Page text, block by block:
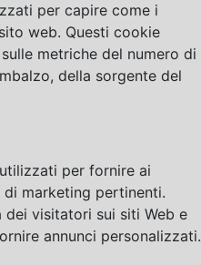
per capire come i
web. Questi cookie
metriche del numero di
della sorgente del
per fornire ai
marketing pertinenti.
visitatori sui siti Web e
annunci personalizzati.